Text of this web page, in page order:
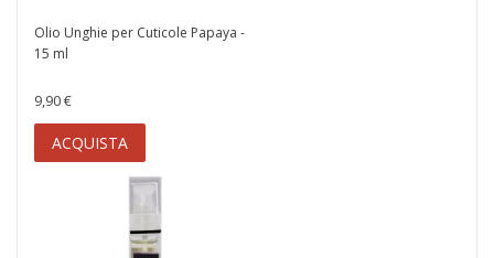
Olio Unghie per Cuticole Papaya -
15 ml
9,90 €
ACQUISTA